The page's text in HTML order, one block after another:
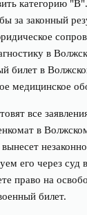
категорию
за законный
в
билет в
медицинское
все
в
его через суд
право на
билет.